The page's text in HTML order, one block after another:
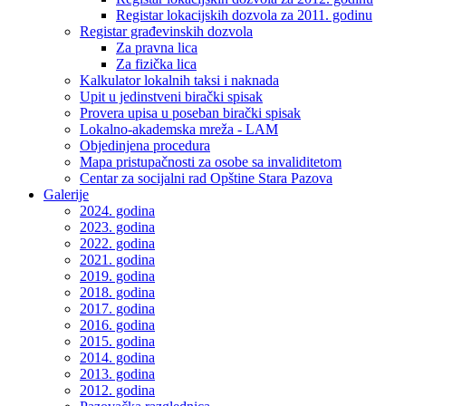
Registar lokacijskih dozvola za 2011. godinu
Registar građevinskih dozvola
Za pravna lica
Za fizička lica
Kalkulator lokalnih taksi i naknada
Upit u jedinstveni birački spisak
Provera upisa u poseban birački spisak
Lokalno-akademska mreža - LAM
Objedinjena procedura
Mapa pristupačnosti za osobe sa invaliditetom
Centar za socijalni rad Opštine Stara Pazova
Galerije
2024. godina
2023. godina
2022. godina
2021. godina
2019. godina
2018. godina
2017. godina
2016. godina
2015. godina
2014. godina
2013. godina
2012. godina